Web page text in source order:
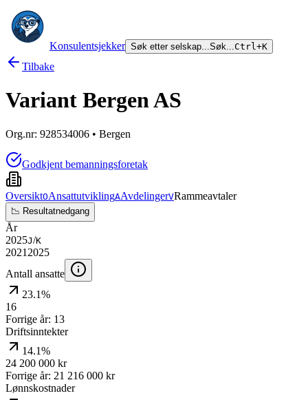
Konsulentsjekker Søk etter selskap...Søk...Ctrl+K
Tilbake
Variant Bergen AS
Org.nr: 928534006 • Bergen
Godkjent bemanningsforetak
OversiktOAnsattutviklingAAvdelingerVRammeavtaler
📉 Resultatnedgang
År
2025J/K
2021 2025
Antall ansatte
23.1%
16
Forrige år: 13
Driftsinntekter
14.1%
24 200 000 kr
Forrige år: 21 216 000 kr
Lønnskostnader